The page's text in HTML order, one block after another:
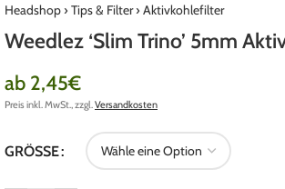
Headshop› Tips & Filter› Aktivkohlefilter
Weedlez ‘Slim Trino’ 5mm
ab 2,45€
Preis inkl. MwSt., zzgl.Versandkosten
GRÖSSE